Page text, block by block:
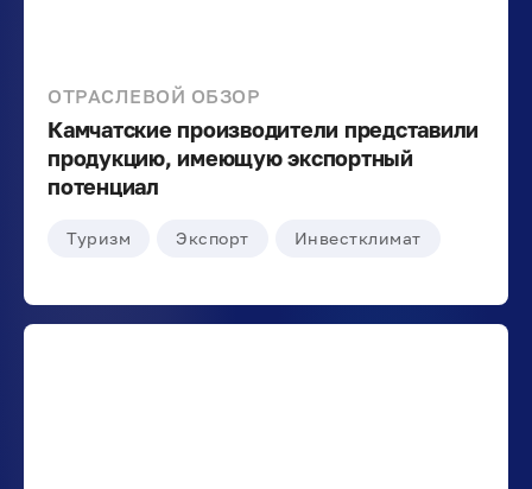
ОТРАСЛЕВОЙ ОБЗОР
Камчатские производители представили
продукцию, имеющую экспортный
потенциал
Туризм Экспорт Инвестклимат